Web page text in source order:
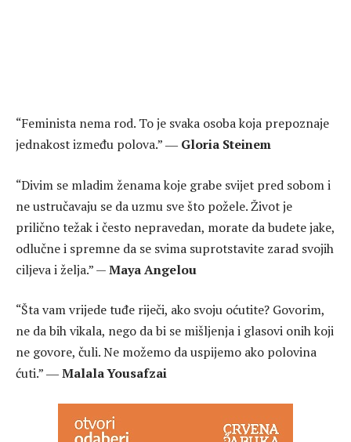
“Feminista nema rod. To je svaka osoba koja prepoznaje
jednakost između polova.” ― Gloria Steinem
“Divim se mladim ženama koje grabe svijet pred sobom i
ne ustručavaju se da uzmu sve što požele. Život je
prilično težak i često nepravedan, morate da budete jake,
odlučne i spremne da se svima suprotstavite zarad svojih
ciljeva i želja.” —Maya Angelou
“Šta vam vrijede tuđe riječi, ako svoju oćutite? Govorim,
ne da bih vikala, nego da bi se mišljenja i glasovi onih koji
ne govore, čuli. Ne možemo da uspijemo ako polovina
ćuti.” ―Malala Yousafzai